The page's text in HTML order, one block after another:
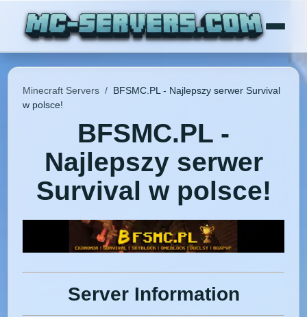
Minecraft Servers / BFSMC.PL - Najlepszy serwer Survival
w polsce!
BFSMC.PL -
Najlepszy serwer
Survival w polsce!
Server Information